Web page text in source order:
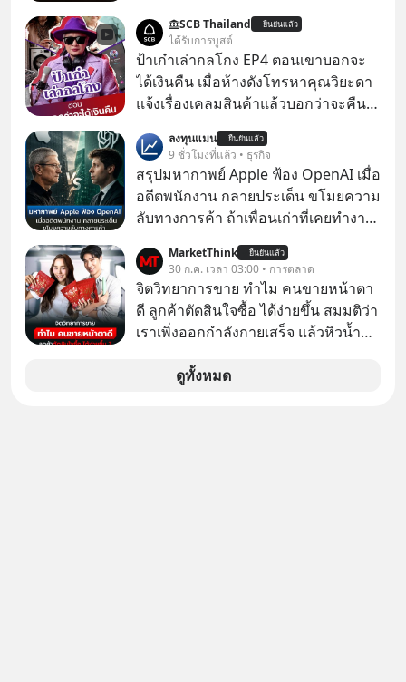
SCB Thailand ยืนยันแล้ว
ได้รับการบูสต์
ป้าเก๋าเล่ากลโกง EP4 ตอนเขาบอกจะ
ได้เงินคืน เมื่อห้างดังโทรหาคุณวิยะดา
แจ้งเรื่องเคลมสินค้าแล้วบอกว่าจะคืน
เรื่องจ้อจี้ หาคำตอบได้ที่ “ป้าเก๋าเล่ากล
โกง” EP4 ตอน “เขาบอกว่าจะได้เงิน
คืน” #ป้าเก๋าเล่ากลโกง #แก้เกมกลโกง
#อยู่อย่างยั่งยืน #Cybersecurity #เตือน
ลงทุนแมน ยืนยันแล้ว
9 ชั่วโมงที่แล้ว • ธุรกิจ
สรุปมหากาพย์ Apple ฟ้อง OpenAI เมื่อ
อดีตพนักงาน กลายประเด็น ขโมยความ
ลับทางการค้า ถ้าเพื่อนเก่าที่เคยทำงาน
เก่าที่เขาเคยทำไว้ ตอนยังอยู่บริษัท
เดียวกัน
MarketThink ยืนยันแล้ว
30 ก.ค. เวลา 03:00 • การตลาด
จิตวิทยาการขาย ทำไม คนขายหน้าตา
ดี ลูกค้าตัดสินใจซื้อ ได้ง่ายขึ้น สมมติว่า
เราเพิ่งออกกำลังกายเสร็จ แล้วหิวน้ำ
ขายของเหมือนกันทุกอย่าง
ดูทั้งหมด